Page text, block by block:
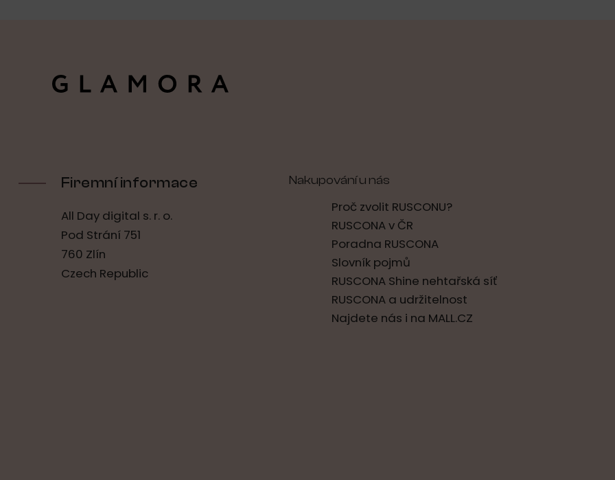
Firemní informace
All Day digital s. r. o.
Pod Strání 751
760 Zlín
Czech Republic
Nakupování u nás
Proč zvolit RUSCONU?
RUSCONA v ČR
Poradna RUSCONA
Slovník pojmů
RUSCONA Shine nehtařská síť
RUSCONA a udržitelnost
Najdete nás i na MALL.CZ